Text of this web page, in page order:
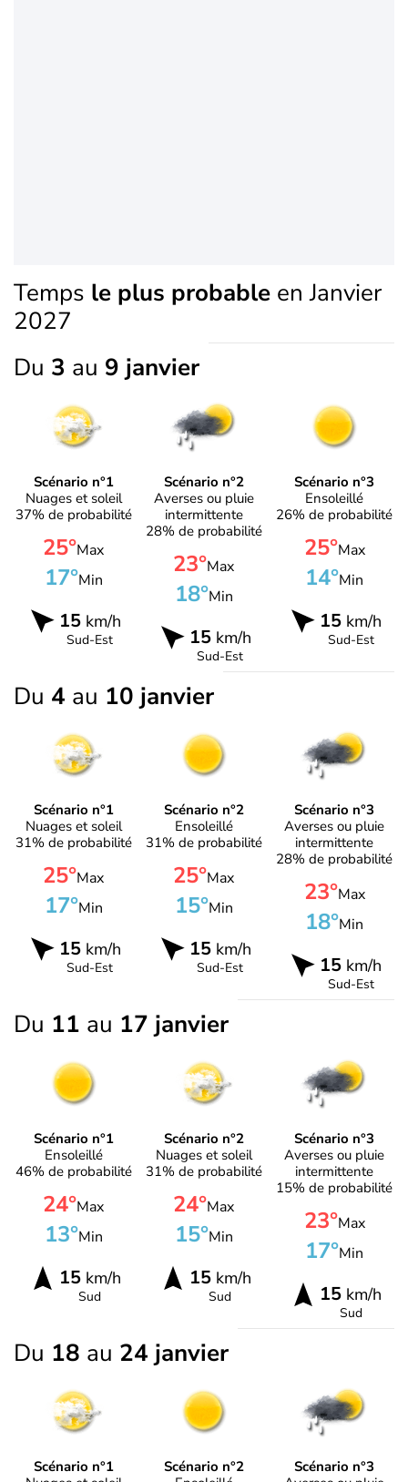
Temps le plus probable en Janvier
2027
Du 3 au 9 janvier
Scénario n°1
Nuages et soleil
37% de probabilité
25°Max
17°Min
15km/h
Sud-Est
Scénario n°2
Averses ou pluie
intermittente
28% de probabilité
23°Max
18°Min
15km/h
Sud-Est
Scénario n°3
Ensoleillé
26% de probabilité
25°Max
14°Min
15 km/h
Sud-Est
Du 4 au 10 janvier
Scénario n°1
Nuages et soleil
31% de probabilité
25°Max
17°Min
15km/h
Sud-Est
Scénario n°2
Ensoleillé
31% de probabilité
25°Max
15°Min
15km/h
Sud-Est
Scénario n°3
Averses ou pluie
intermittente
28% de probabilité
23°Max
18°Min
15 km/h
Sud-Est
Du 11 au 17 janvier
Scénario n°1
Ensoleillé
46% de probabilité
24°Max
13°Min
15km/h
Sud
Scénario n°2
Nuages et soleil
31% de probabilité
24°Max
15°Min
15km/h
Sud
Scénario n°3
Averses ou pluie
intermittente
15% de probabilité
23°Max
17°Min
15 km/h
Sud
Du 18 au 24 janvier
Scénario n°1
Scénario n°2
Scénario n°3